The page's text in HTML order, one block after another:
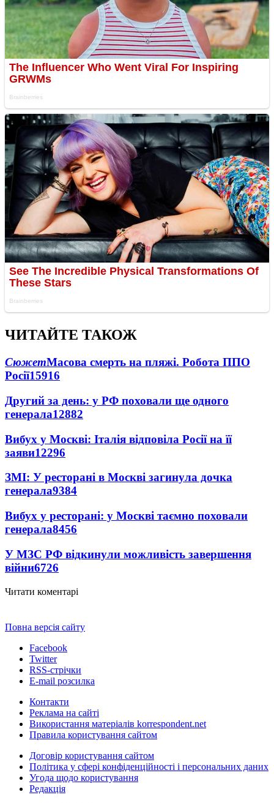
ЧИТАЙТЕ ТАКОЖ
СюжетМасова смерть на пляжі. Робота ППО
Росії15916
Другий за день: у РФ поховали ще одного
генерала12882
Вибух у Москві: Італія відповіла Росії на її
заяви12296
ЗМІ: У ресторані в Москві загинула дочка
генерала9384
Вибух у ресторані: у Москві таємно поховали
генерала8456
У МЗС РФ відкинули можливість завершення
війни6726
Читати коментарі
Повна версія сайту
Facebook
Twitter
RSS-стрічки
E-mail розсилка
Контакти
Реклама на сайті
Використання матеріалів korrespondent.net
Правила користування сайтом
Договір користування сайтом
Політика у сфері конфіденційності і персональних даних
Угода щодо користування
Редакція